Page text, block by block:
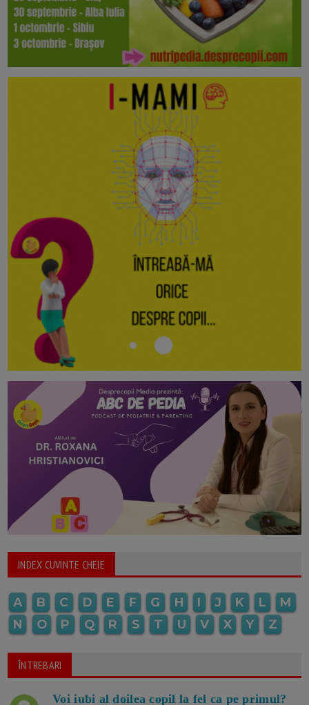
INDEX CUVINTE CHEIE
A B C D E F G H I J K L
M
N
O P Q R S T U V X Y Z
ÎNTREBARI
Voi iubi al doilea copil la fel ca pe primul?